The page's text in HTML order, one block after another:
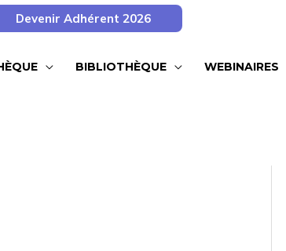
Devenir Adhérent 2026
BIBLIOTHÈQUE WEBINAIRES